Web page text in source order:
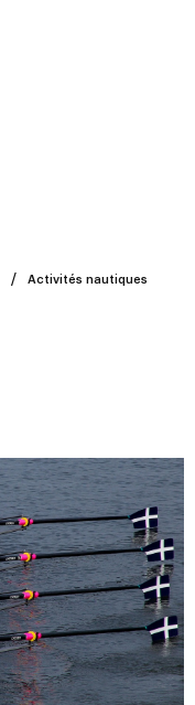
Activités nautiques